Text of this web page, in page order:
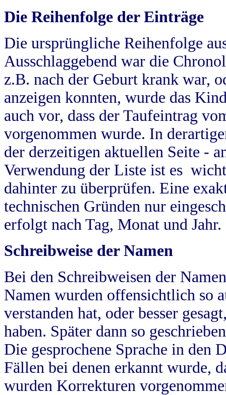
Die Reihenfolge der Einträge
Die ursprüngliche Reihenfolge
Ausschlaggebend war die
z.B. nach der Geburt krank war,
anzeigen konnten, wurde das
auch vor, dass der Taufeintrag
vorgenommen wurde. In
der derzeitigen aktuellen Seite -
Verwendung der Liste ist es
dahinter zu überprüfen. Eine
technischen Gründen nur
erfolgt nach Tag, Monat und Jahr.
Schreibweise der Namen
Bei den Schreibweisen der
Namen wurden offensichtlich so
verstanden hat, oder besser
haben. Später dann so
Die gesprochene Sprache in
Fällen bei denen erkannt wurde,
wurden Korrekturen